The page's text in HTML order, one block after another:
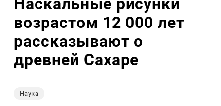
возрастом 12 000 лет
рассказывают о
древней Сахаре
Наука